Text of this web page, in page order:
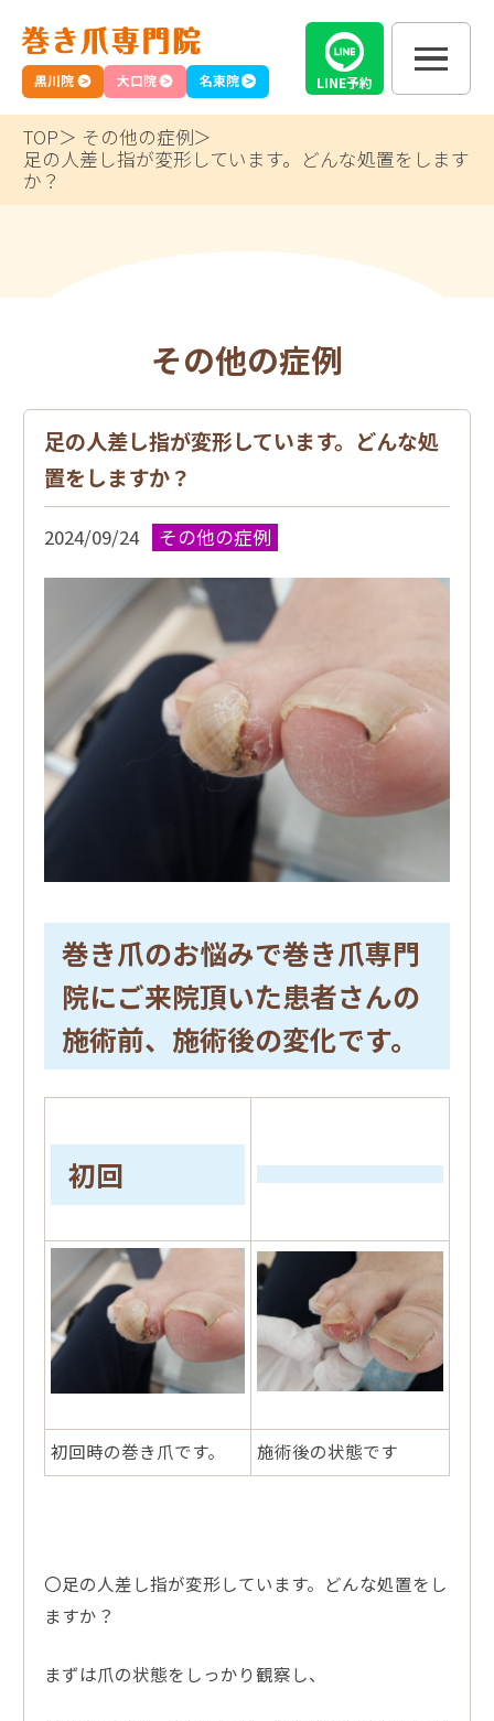
名東院
黒川院 大口院 LINE予約
TOP
その他の症例
足の人差し指が変形しています。どんな処置をします
か？
その他の症例
足の人差し指が変形しています。どんな処
置をしますか？
2024/09/24 その他の症例
巻き爪のお悩みで巻き爪専門
院にご来院頂いた患者さんの
施術前、施術後の変化です。
初回
初回時の巻き爪です。 施術後の状態です
〇足の人差し指が変形しています。どんな処置をし
ますか？
まずは爪の状態をしっかり観察し、